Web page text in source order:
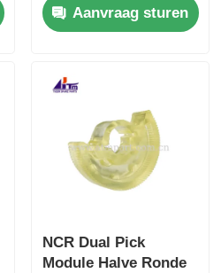
Aanvraag sturen
NCR Dual Pick
Module Halve Ronde